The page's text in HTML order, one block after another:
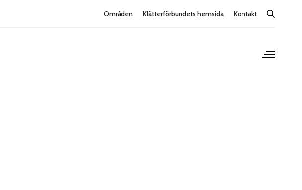
Områden Klätterförbundets hemsida Kontakt